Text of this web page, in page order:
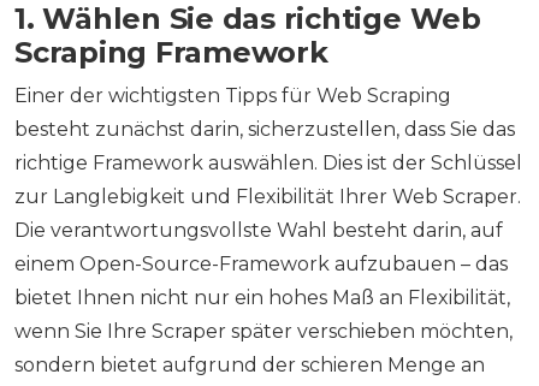
1. Wählen Sie das richtige Web
Scraping Framework
Einer der wichtigsten Tipps für Web Scraping
besteht zunächst darin, sicherzustellen, dass Sie das
richtige Framework auswählen. Dies ist der Schlüssel
zur Langlebigkeit und Flexibilität Ihrer Web Scraper.
Die verantwortungsvollste Wahl besteht darin, auf
einem Open-Source-Framework aufzubauen – das
bietet Ihnen nicht nur ein hohes Maß an Flexibilität,
wenn Sie Ihre Scraper später verschieben möchten,
sondern bietet aufgrund der schieren Menge an